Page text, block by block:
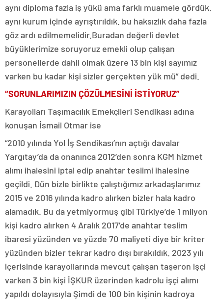
aynı diploma fazla iş yükü ama farklı muamele gördük.
aynı kurum içinde ayrıştırıldık. bu haksızlık daha fazla
göz ardı edilmemelidir.Buradan değerli devlet
büyüklerimize soruyoruz emekli olup çalışan
personellerde dahil olmak üzere 13 bin kişi sayımız
varken bu kadar kişi sizler gerçekten yük mü” dedi.
“SORUNLARIMIZIN ÇÖZÜLMESİNİ İSTİYORUZ”
Karayolları Taşımacılık Emekçileri Sendikası adına
konuşan İsmail Otmar ise
“2010 yılında Yol İş Sendikası’nın açtığı davalar
Yargıtay’da da onanınca 2012’den sonra KGM hizmet
alımı ihalesini iptal edip anahtar teslimi ihalesine
geçildi. Dün bizle birlikte çalıştığımız arkadaşlarımız
2015 ve 2016 yılında kadro alırken bizler hala kadro
alamadık. Bu da yetmiyormuş gibi Türkiye’de 1 milyon
kişi kadro alırken 4 Aralık 2017’de anahtar teslim
ibaresi yüzünden ve yüzde 70 maliyeti diye bir kriter
yüzünden bizler tekrar kadro dışı bırakıldık. 2023 yılı
içerisinde karayollarında mevcut çalışan taşeron işçi
varken 3 bin kişi İŞKUR üzerinden kadrolu işçi alımı
yapıldı dolayısıyla Şimdi de 100 bin kişinin kadroya